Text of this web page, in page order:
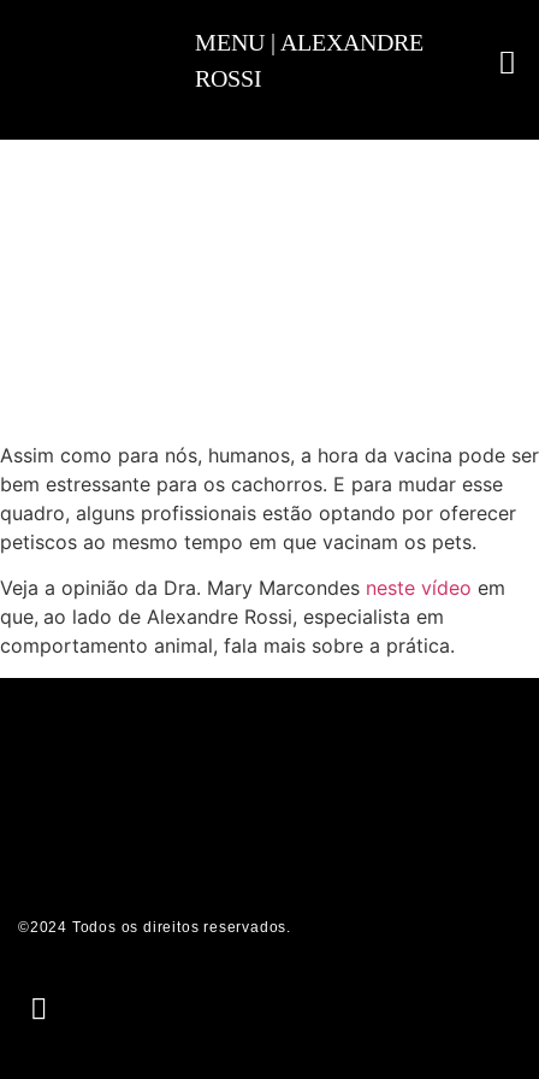
Assim como para nós, humanos, a hora da vacina pode ser
bem estressante para os cachorros. E para mudar esse
quadro, alguns profissionais estão optando por oferecer
petiscos ao mesmo tempo em que vacinam os pets.
Veja a opinião da Dra. Mary Marcondes neste vídeo em
que, ao lado de Alexandre Rossi, especialista em
comportamento animal, fala mais sobre a prática.
©2024 Todos os direitos reservados.